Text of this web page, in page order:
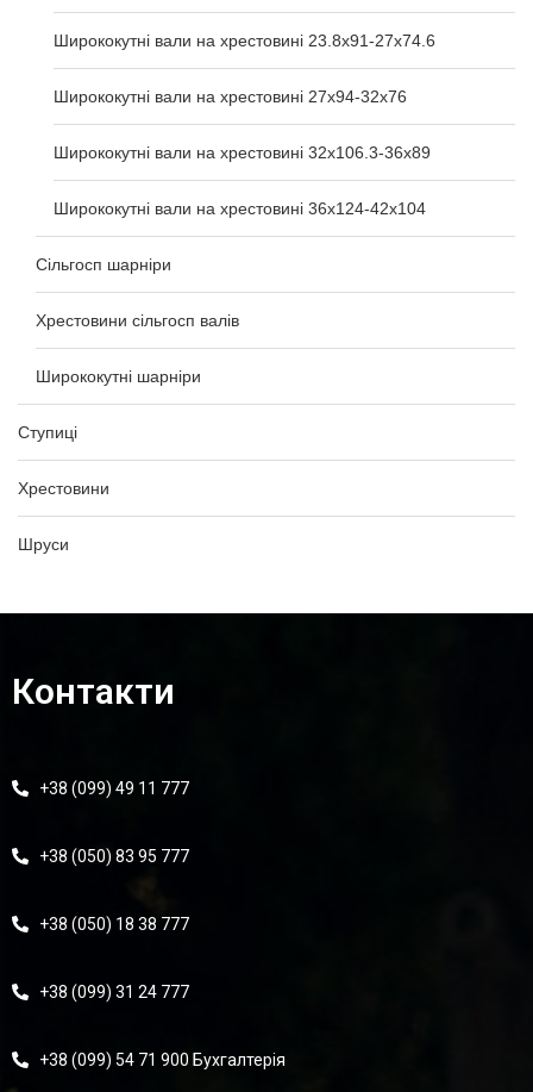
Ширококутні вали на хрестовині 23.8х91-27х74.6
Ширококутні вали на хрестовині 27х94-32х76
Ширококутні вали на хрестовині 32х106.3-36х89
Ширококутні вали на хрестовині 36х124-42х104
Сільгосп шарніри
Хрестовини сільгосп валів
Ширококутні шарніри
Ступиці
Хрестовини
Шруси
Контакти
+38 (099) 49 11 777
+38 (050) 83 95 777
+38 (050) 18 38 777
+38 (099) 31 24 777
+38 (099) 54 71 900 Бухгалтерія